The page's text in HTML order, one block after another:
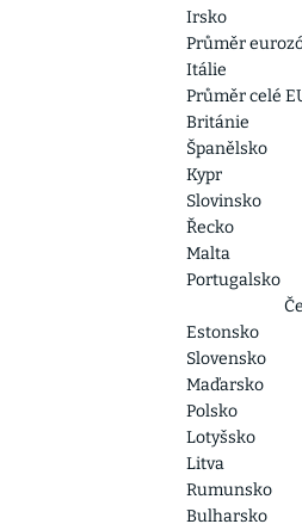
Irsko
Průměr
Itálie
Průměr celé
Británie
Španělsko
Kypr
Slovinsko
Řecko
Malta
Portugalsko
Estonsko
Slovensko
Maďarsko
Polsko
Lotyšsko
Litva
Rumunsko
Bulharsko